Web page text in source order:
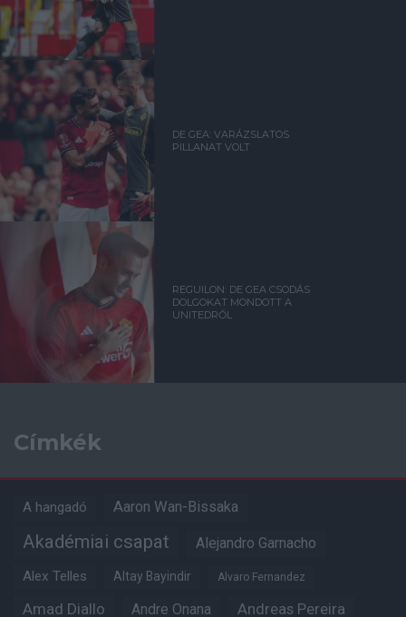
DE GEA: VARÁZSLATOS
PILLANAT VOLT
REGUILON: DE GEA CSODÁS
DOLGOKAT MONDOTT A
UNITEDRŐL
Címkék
A hangadó Aaron Wan-Bissaka
Akadémiai csapat Alejandro Garnacho
Alex Telles Altay Bayindir Alvaro Fernandez
Amad Diallo Andre Onana Andreas Pereira